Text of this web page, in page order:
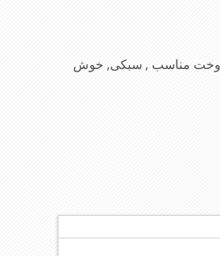
,دوخت مناسب , سبکی, خوش